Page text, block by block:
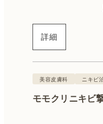
ルビーレーザー
CO2レーザー
ハイフ
サーマジェン
詳細
美容皮膚科 ニキビ
モモクリニキビ